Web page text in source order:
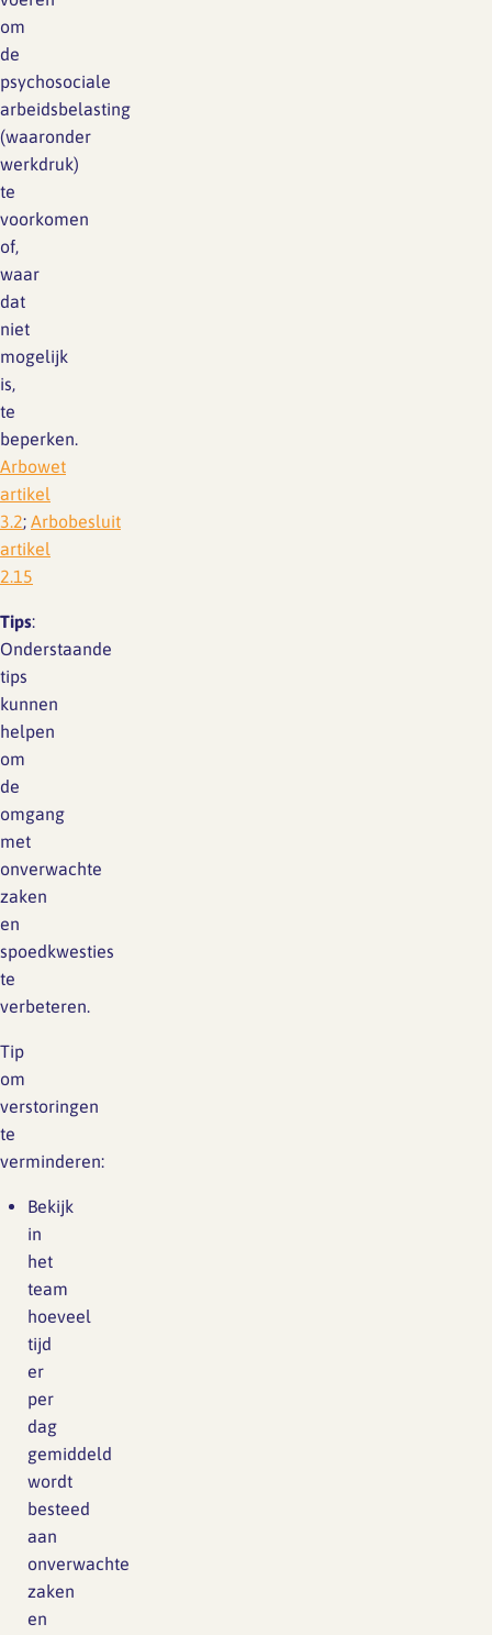
om
de
psychosociale
arbeidsbelasting
(waaronder
werkdruk)
te
voorkomen
of,
waar
dat
niet
mogelijk
is,
te
beperken.
Arbowet
artikel
3.2; Arbobesluit
artikel
2.15
Tips:
Onderstaande
tips
kunnen
helpen
om
de
omgang
met
onverwachte
zaken
en
spoedkwesties
te
verbeteren.
Tip
om
verstoringen
te
verminderen:
Bekijk
in
het
team
hoeveel
tijd
er
per
dag
gemiddeld
wordt
besteed
aan
onverwachte
zaken
en